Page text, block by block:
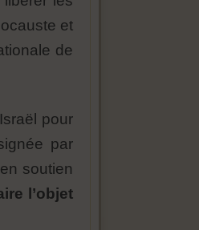
et
de
pour
par
soutien
l’objet